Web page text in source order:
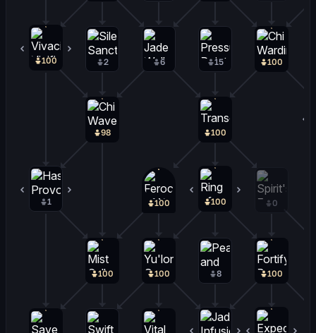
100
100 100
100
100
100
100
100
98
15
8
6
2
1 0